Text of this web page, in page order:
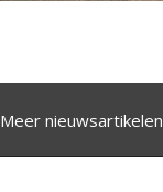
Meer nieuwsartikelen